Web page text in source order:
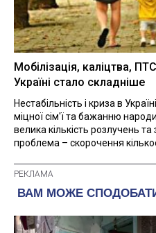
Мобілізація, каліцтва,
Україні стало складніше
Нестабільність і криза в
міцної сім'ї та бажанню
велика кількість розлучень
проблема – скорочення